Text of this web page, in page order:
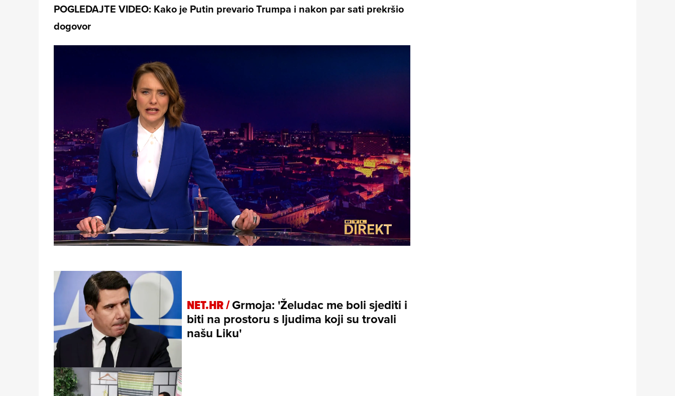
POGLEDAJTE VIDEO: Kako je Putin prevario Trumpa i nakon par sati prekršio
dogovor
Unmute /
Loaded:
6.41%
NET.HR /Grmoja: 'Želudac me boli sjediti i
biti na prostoru s ljudima koji su trovali
našu Liku'